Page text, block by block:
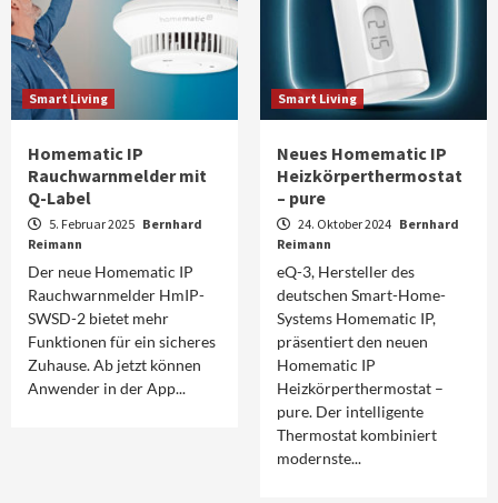
Smart Living
Homematic IP
Rauchwarnmelder mit
Q-Label
5. Februar 2025 Bernhard
Reimann
Der neue Homematic IP
Rauchwarnmelder HmIP-
SWSD-2 bietet mehr
Funktionen für ein sicheres
Zuhause. Ab jetzt können
Anwender in der App...
Smart Living
Neues Homematic IP
Heizkörperthermostat
– pure
24. Oktober 2024 Bernhard
Reimann
eQ-3, Hersteller des
deutschen Smart-Home-
Systems Homematic IP,
präsentiert den neuen
Homematic IP
Heizkörperthermostat –
pure. Der intelligente
Thermostat kombiniert
modernste...